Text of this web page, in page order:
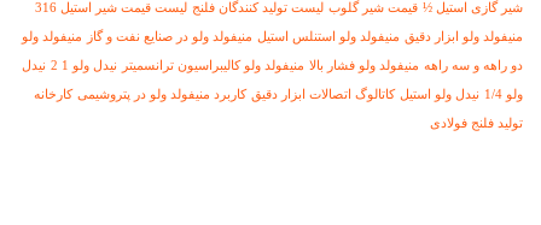
شیر گازی استیل ½ قیمت شیر گلوب لیست تولید کنندگان فلنج لیست قیمت شیر استیل 316
منیفولد ولو ابزار دقیق منیفولد ولو استنلس استیل منیفولد ولو در صنایع نفت و گاز منیفولد ولو
دو راهه و سه راهه منیفولد ولو فشار بالا منیفولد ولو کالیبراسیون ترانسمیتر نیدل ولو 1 2 نیدل
ولو 1/4 نیدل ولو استیل کاتالوگ اتصالات ابزار دقیق کاربرد منیفولد ولو در پتروشیمی کارخانه
تولید فلنج فولادی